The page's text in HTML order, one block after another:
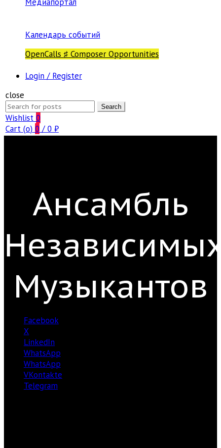
Календарь событий
OpenCalls ♯ Composer Opportunities
Login / Register
close
Search
for:
Search
Wishlist 0
Cart (o) 0 / 0 ₽
Ансамбль
Музыкантов
Facebook
X
LinkedIn
WhatsApp
WhatsApp
VKontakte
Telegram